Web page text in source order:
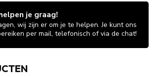
je graag!
wij zijn er om je te helpen. Je kunt ons
per mail, telefonisch of via de chat!